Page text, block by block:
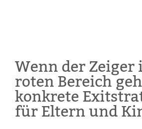
Wenn der Zeiger
roten Bereich
konkrete
für Eltern und